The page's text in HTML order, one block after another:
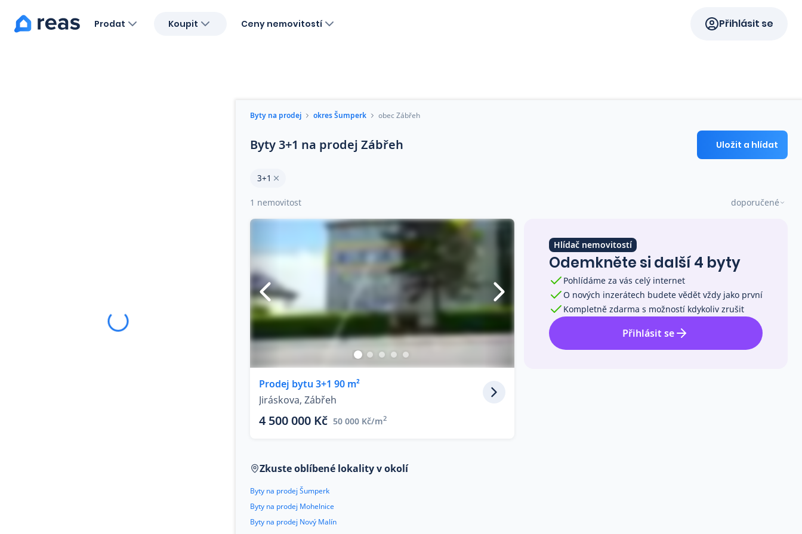
Prodat Koupit Ceny nemovitostí Přihlásit se
Byty na prodej okres Šumperk obec Zábřeh
Byty 3+1 na prodej Zábřeh Uložit a hlídat
3+1
1 nemovitost doporučené
Prodej bytu 3+1 90 m²
Jiráskova, Zábřeh
4 500 000 Kč 50 000 Kč/m2
Hlídač nemovitostí
Odemkněte si další 4 byty
Pohlídáme za vás celý internet
O nových inzerátech budete vědět vždy jako první
Kompletně zdarma s možností kdykoliv zrušit
Přihlásit se
Zkuste oblíbené lokality v okolí
Byty na prodej Šumperk
Byty na prodej Mohelnice
Byty na prodej Nový Malín